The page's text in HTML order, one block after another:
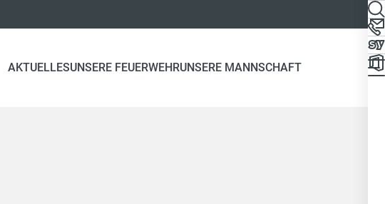
AKTUELLESUNSERE FEUERWEHRUNSERE MANNSCHAFT